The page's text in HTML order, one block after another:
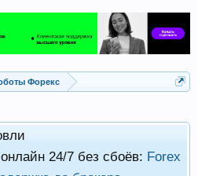
Форекс
24/7 без сбоёв: Forex